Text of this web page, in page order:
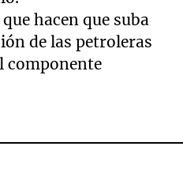
hacen que suba
de las petroleras
componente